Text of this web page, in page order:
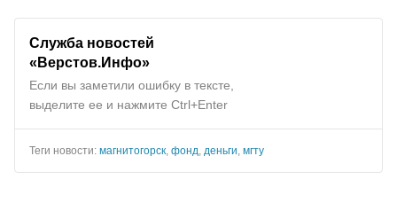
Служба новостей
«Верстов.Инфо»
Если вы заметили ошибку в тексте,
выделите ее и нажмите Ctrl+Enter
Теги новости: магнитогорск фонд деньги мгту